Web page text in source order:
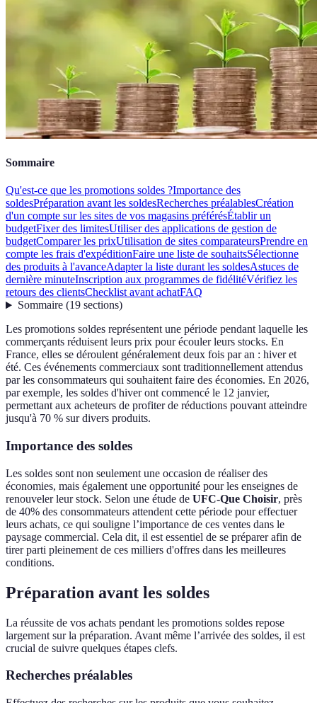
Sommaire
Qu'est-ce que les promotions soldes ?Importance des
soldesPréparation avant les soldesRecherches préalablesCréation
d'un compte sur les sites de vos magasins préférésÉtablir un
budgetFixer des limitesUtiliser des applications de gestion de
budgetComparer les prixUtilisation de sites comparateursPrendre en
compte les frais d'expéditionFaire une liste de souhaitsSélectionne
des produits à l'avanceAdapter la liste durant les soldesAstuces de
dernière minuteInscription aux programmes de fidélitéVérifiez les
retours des clientsChecklist avant achatFAQ
Sommaire(19 sections)
Les promotions soldes représentent une période pendant laquelle les
commerçants réduisent leurs prix pour écouler leurs stocks. En
France, elles se déroulent généralement deux fois par an : hiver et
été. Ces événements commerciaux sont traditionnellement attendus
par les consommateurs qui souhaitent faire des économies. En 2026,
par exemple, les soldes d'hiver ont commencé le 12 janvier,
permettant aux acheteurs de profiter de réductions pouvant atteindre
jusqu'à 70 % sur divers produits.
Importance des soldes
Les soldes sont non seulement une occasion de réaliser des
économies, mais également une opportunité pour les enseignes de
renouveler leur stock. Selon une étude de UFC-Que Choisir, près
de 40% des consommateurs attendent cette période pour effectuer
leurs achats, ce qui souligne l’importance de ces ventes dans le
paysage commercial. Cela dit, il est essentiel de se préparer afin de
tirer parti pleinement de ces milliers d'offres dans les meilleures
conditions.
Préparation avant les soldes
La réussite de vos achats pendant les promotions soldes repose
largement sur la préparation. Avant même l’arrivée des soldes, il est
crucial de suivre quelques étapes clefs.
Recherches préalables